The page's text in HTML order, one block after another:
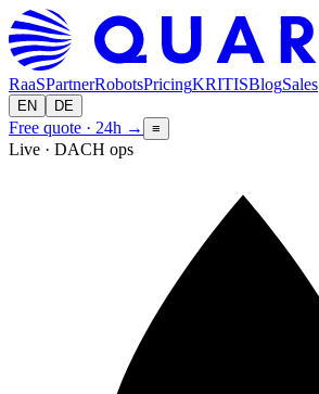
RaaSPartnerRobotsPricingKRITISBlogSales
EN DE
Free quote · 24h → ≡
Live · DACH ops